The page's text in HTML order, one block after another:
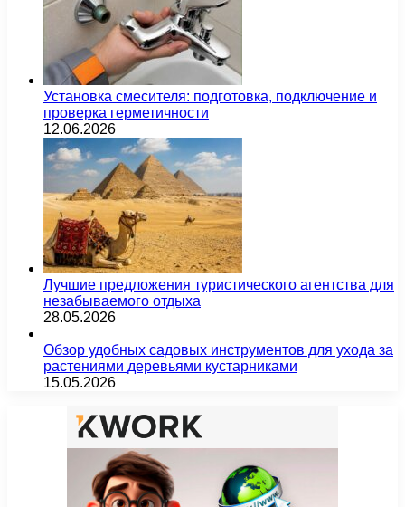
Установка смесителя: подготовка, подключение и
проверка герметичности
12.06.2026
Лучшие предложения туристического агентства для
незабываемого отдыха
28.05.2026
Обзор удобных садовых инструментов для ухода за
растениями деревьями кустарниками
15.05.2026